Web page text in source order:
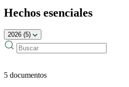
Hechos esenciales
2026 (5)
5 documentos